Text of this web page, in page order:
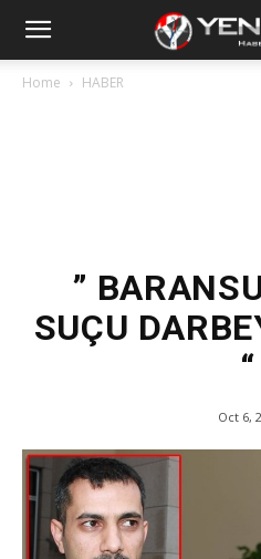
Home HABER
”
SUÇU
“
Oct 6,